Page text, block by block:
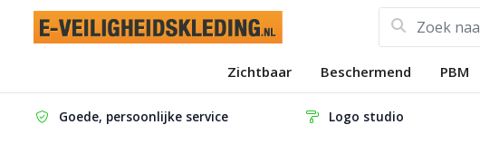
Zichtbaar Beschermend PBM
Goede, persoonlijke service Logo studio